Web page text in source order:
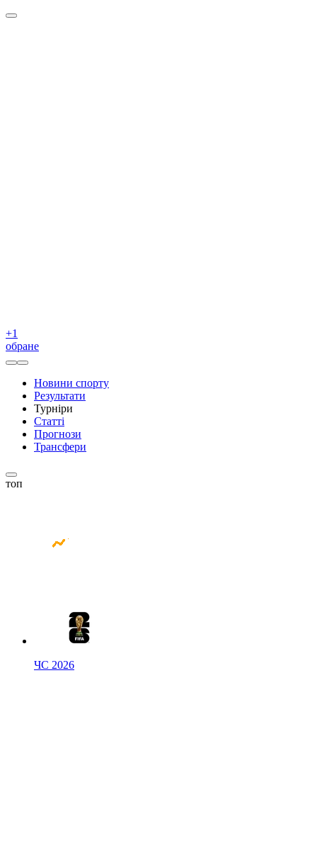
+1
обране
Новини спорту
Результати
Турніри
Статті
Прогнози
Трансфери
топ
ЧС 2026